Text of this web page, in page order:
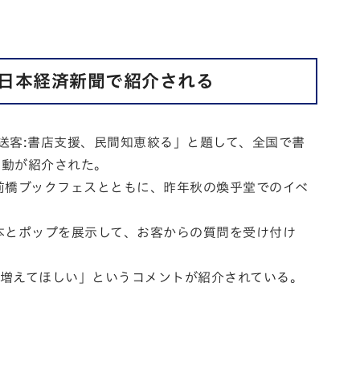
本経済新聞で紹介される
:書店支援、民間知恵絞る」と題して、全国で書
が紹介された。
橋ブックフェスとともに、昨年秋の煥乎堂でのイベ
ポップを展示して、お客からの質問を受け付け
えてほしい」というコメントが紹介されている。